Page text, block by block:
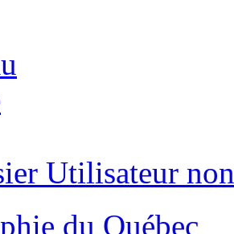
Utilisateur
du Québec